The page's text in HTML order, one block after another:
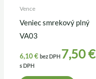
Vence
Veniec smrekový plný
VA03
6,10€ bez DPH 7,50€
s DPH